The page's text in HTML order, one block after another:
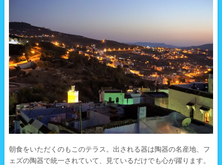
朝食をいただくのもこのテラス。出される器は陶器の名産地、フ
ェズの陶器で統一されていて、見ているだけでも心が躍ります。